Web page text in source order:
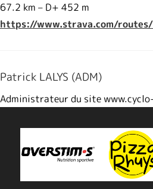
67.2 km – D+ 452 m
https://www.strava.com/routes/
Patrick LALYS (ADM)
Administrateur du site